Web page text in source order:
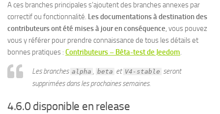
A ces branches principales s’ajoutent des branches annexes par
correctif ou fonctionnalité. Les documentations à destination des
contributeurs ont été mises à jour en conséquence, vous pouvez
vous y référer pour prendre connaissance de tous les détails et
bonnes pratiques : Contributeurs – Bêta-test de Jeedom.
Les branches alpha , beta et V4-stable seront
supprimées dans les prochaines semaines.
4.6.0 disponible en release